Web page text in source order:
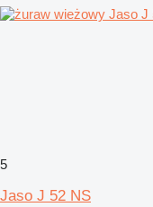
5
Jaso J 52 NS